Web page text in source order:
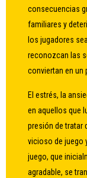
consecuencias
familiares y
los jugadores
reconozcan las
conviertan en un
El estrés, la
en aquellos que
presión de tratar
vicioso de juego
juego, que
agradable, se